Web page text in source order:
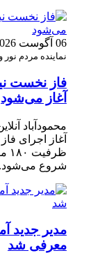
06 آگوست 2026
نماینده مردم
آغاز می‌شود
محمودآباد
شروع می‌شود.
مدیر جدید
معرفی شد